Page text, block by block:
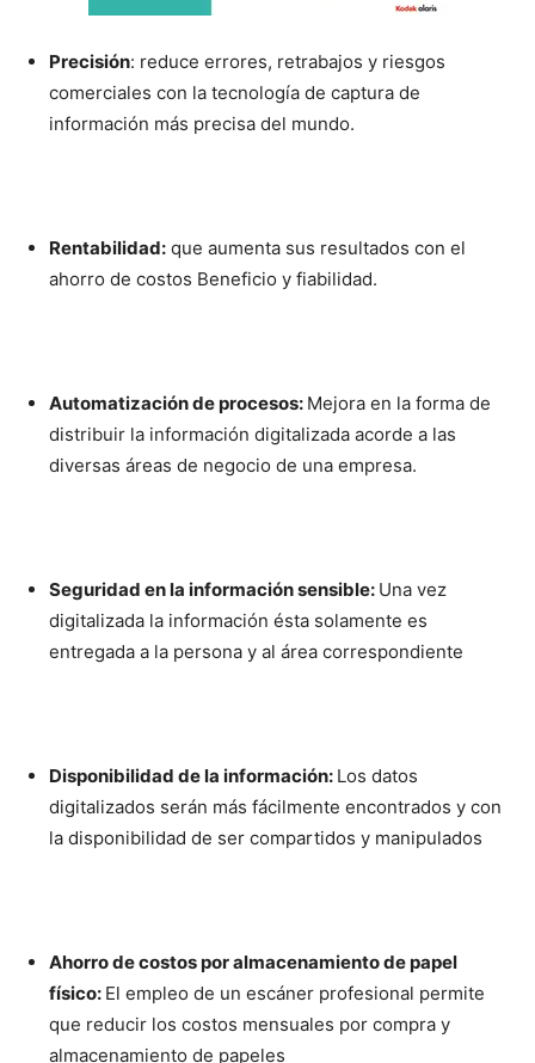
Precisión: reduce errores, retrabajos y riesgos
comerciales con la tecnología de captura de
información más precisa del mundo.
Rentabilidad: que aumenta sus resultados con el
ahorro de costos Beneficio y fiabilidad.
Automatización de procesos: Mejora en la forma de
distribuir la información digitalizada acorde a las
diversas áreas de negocio de una empresa.
Seguridad en la información sensible: Una vez
digitalizada la información ésta solamente es
entregada a la persona y al área correspondiente
Disponibilidad de la información: Los datos
digitalizados serán más fácilmente encontrados y con
la disponibilidad de ser compartidos y manipulados
Ahorro de costos por almacenamiento de papel
físico: El empleo de un escáner profesional permite
que reducir los costos mensuales por compra y
almacenamiento de papeles